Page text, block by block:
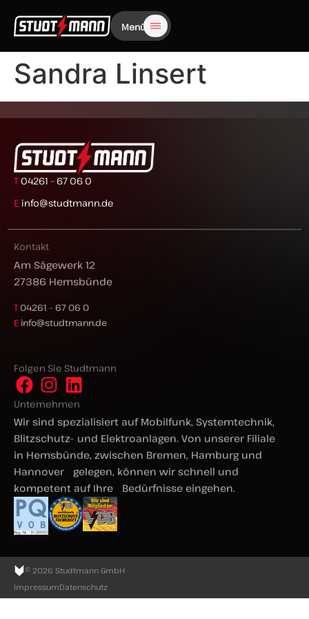
Menü
Sandra Linsert
T 04261 – 67 06 0
E info@studtmann.de
Kontakt
Am Sägewerk 12
27386 Hemsbünde
T 04261 – 67 06 0
E info@studtmann.de
Folgen Sie Studtmann
Unternehmen
Wir sind spezialisiert auf Mobilfunk, Systemtechnik,
Blitzschutz– und Elektroanlagen. Von unserer Filiale
in Hemsbünde, zwischen Bremen, Hamburg und
Hannover gelegen, können wir schnell und
kompetent auf Ihre Bedürfnisse eingehen.
© 2026 Studtmann GmbH
ImpressumDatenschutz